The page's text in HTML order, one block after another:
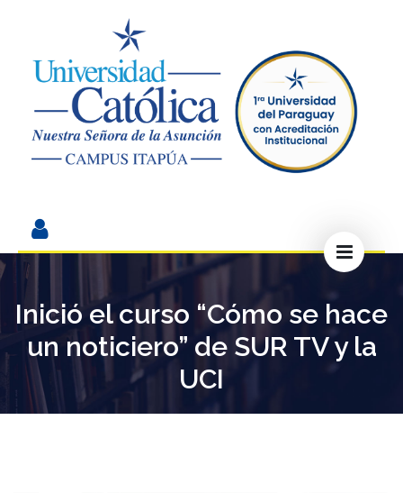
Inició el curso “Cómo se hace
un noticiero” de SUR TV y la
UCI